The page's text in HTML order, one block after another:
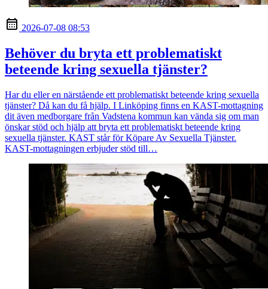
2026-07-08 08:53
Behöver du bryta ett problematiskt
beteende kring sexuella tjänster?
Har du eller en närstående ett problematiskt beteende kring sexuella
tjänster? Då kan du få hjälp. I Linköping finns en KAST-mottagning
dit även medborgare från Vadstena kommun kan vända sig om man
önskar stöd och hjälp att bryta ett problematiskt beteende kring
sexuella tjänster. KAST står för Köpare Av Sexuella Tjänster.
KAST-mottagningen erbjuder stöd till…